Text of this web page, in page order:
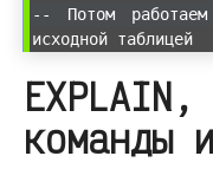
-- Потом
исходной таблицей
команды